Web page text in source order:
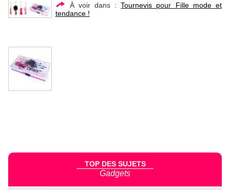
À voir dans :Tournevis pour Fille mode et
tendance !
TOP DES SUJETS
Gadgets